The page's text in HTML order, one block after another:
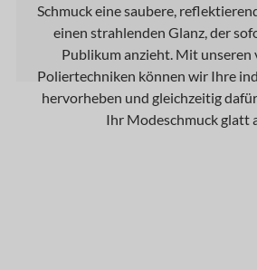
Schmuck eine saubere,
einen strahlenden Glanz, der
Publikum anzieht. Mit unseren
Poliertechniken können wir Ihre
hervorheben und gleichzeitig
Ihr Modeschmuck glatt